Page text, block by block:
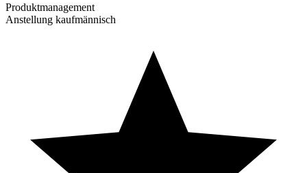
Produktmanagement
Anstellung kaufmännisch